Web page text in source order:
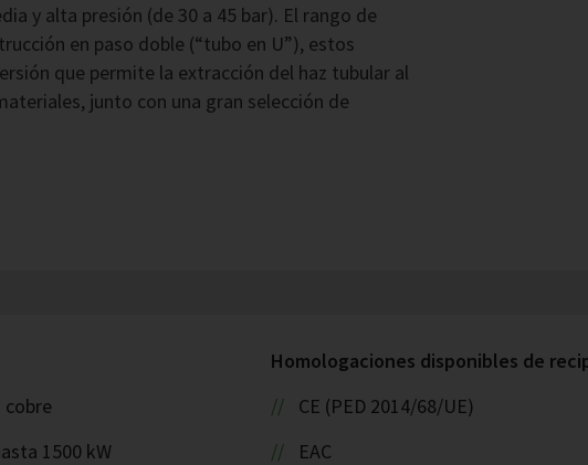
y alta presión (de 30 a 45 bar). El rango de
en paso doble (“tubo en U”), estos
que permite la extracción del haz tubular al
junto con una gran selección de
1500 kW
Homologaciones disponibles de
CE (PED 2014/68/UE)
EAC